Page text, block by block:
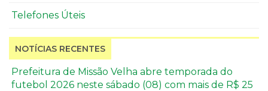
Telefones Úteis
NOTÍCIAS RECENTES
Prefeitura de Missão Velha abre temporada do
futebol 2026 neste sábado (08) com mais de R$ 25